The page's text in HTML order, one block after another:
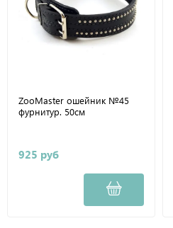
ZooMaster ошейник №45
фурнитур. 50см
925 руб